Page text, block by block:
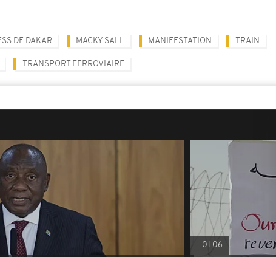
DE DAKAR MACKY SALL MANIFESTATION TRAIN
TRANSPORT FERROVIAIRE
01:06